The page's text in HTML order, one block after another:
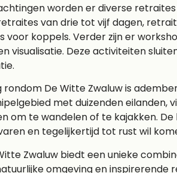
worden er diverse
van drie tot vijf dagen,
voor koppels. Verder zijn er
visualisatie. Deze activiteiten
rondom De Witte Zwaluw is
met duizenden eilanden,
om te wandelen of te kajakken.
en tegelijkertijd tot rust wil
Zwaluw biedt een unieke
omgeving en inspirerende